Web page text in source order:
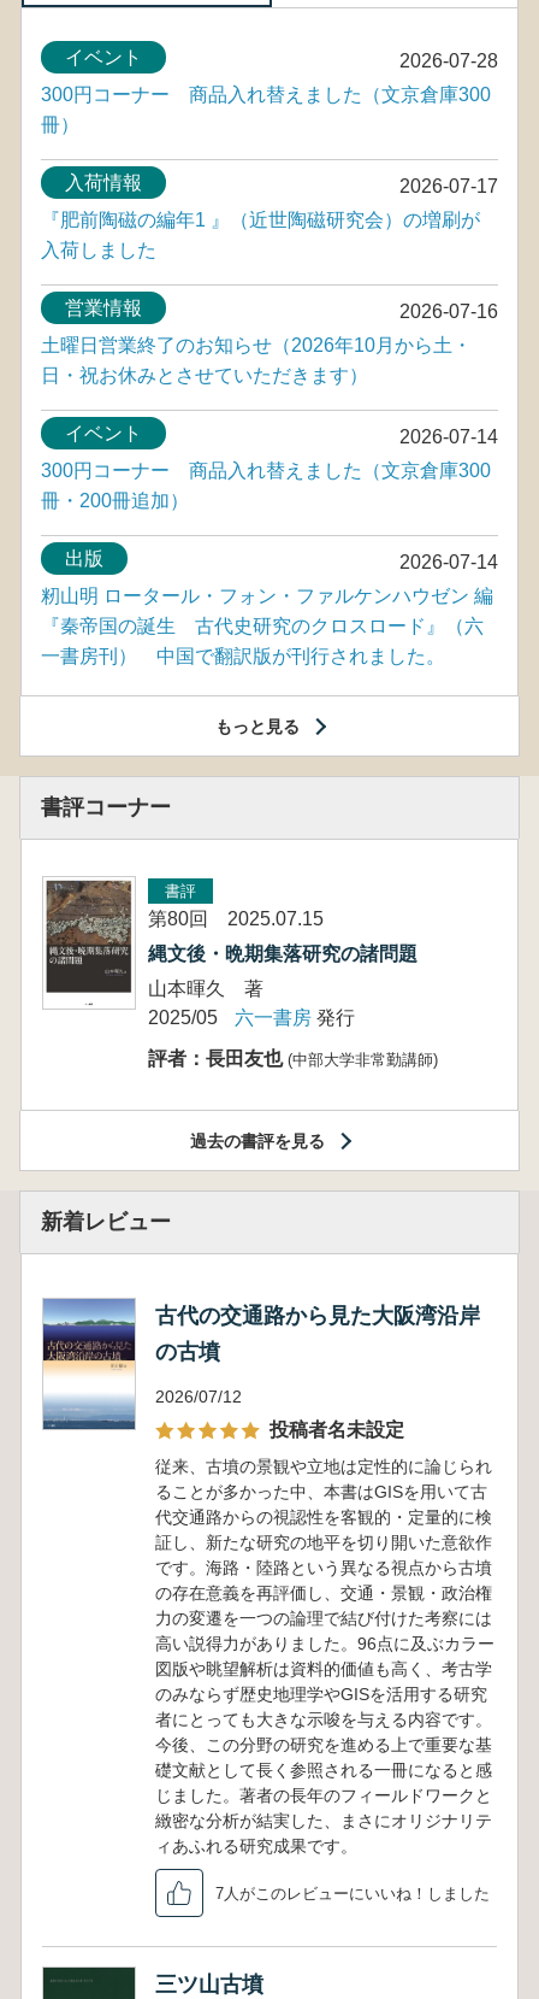
2026-07-28
イベント
300円コーナー 商品入れ替えました（文京倉庫300
冊）
2026-07-17
入荷情報
『肥前陶磁の編年1 』（近世陶磁研究会）の増刷が
入荷しました
2026-07-16
営業情報
土曜日営業終了のお知らせ（2026年10月から土・
日・祝お休みとさせていただきます）
2026-07-14
イベント
300円コーナー 商品入れ替えました（文京倉庫300
冊・200冊追加）
2026-07-14
出版
籾山明 ロータール・フォン・ファルケンハウゼン 編
『秦帝国の誕生 古代史研究のクロスロード』（六
一書房刊） 中国で翻訳版が刊行されました。
もっと見る
書評コーナー
書評
第80回 2025.07.15
縄文後・晩期集落研究の諸問題
山本暉久 著
2025/05
六一書房 発行
評者：長田友也 (中部大学非常勤講師)
過去の書評を見る
新着レビュー
古代の交通路から見た大阪湾沿岸
の古墳
2026/07/12
投稿者名未設定
従来、古墳の景観や立地は定性的に論じられ
ることが多かった中、本書はGISを用いて古
代交通路からの視認性を客観的・定量的に検
証し、新たな研究の地平を切り開いた意欲作
です。海路・陸路という異なる視点から古墳
の存在意義を再評価し、交通・景観・政治権
力の変遷を一つの論理で結び付けた考察には
高い説得力がありました。96点に及ぶカラー
図版や眺望解析は資料的価値も高く、考古学
のみならず歴史地理学やGISを活用する研究
者にとっても大きな示唆を与える内容です。
今後、この分野の研究を進める上で重要な基
礎文献として長く参照される一冊になると感
じました。著者の長年のフィールドワークと
緻密な分析が結実した、まさにオリジナリテ
ィあふれる研究成果です。
7人がこのレビューにいいね！しました
三ツ山古墳